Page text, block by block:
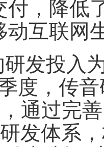
付，降低
互联网
发投入
度，传
通过完
发体系